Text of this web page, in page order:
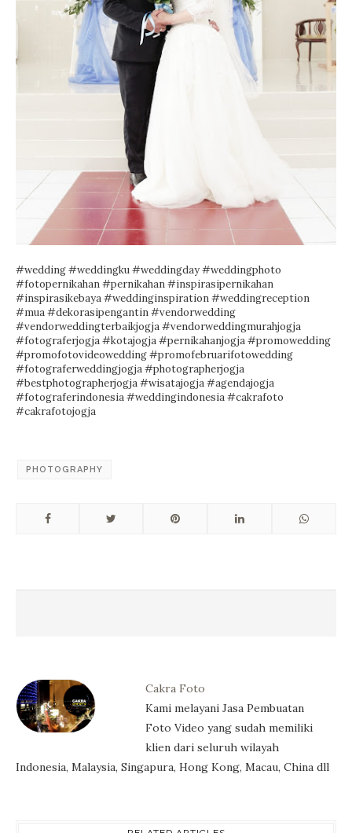
#wedding #weddingku #weddingday #weddingphoto
#fotopernikahan #pernikahan #inspirasipernikahan
#inspirasikebaya #weddinginspiration #weddingreception
#mua #dekorasipengantin #vendorwedding
#vendorweddingterbaikjogja #vendorweddingmurahjogja
#fotograferjogja #kotajogja #pernikahanjogja #promowedding
#promofotovideowedding #promofebruarifotowedding
#fotograferweddingjogja #photographerjogja
#bestphotographerjogja #wisatajogja #agendajogja
#fotograferindonesia #weddingindonesia #cakrafoto
#cakrafotojogja
PHOTOGRAPHY
Cakra Foto
Kami melayani Jasa Pembuatan
Foto Video yang sudah memiliki
klien dari seluruh wilayah
Indonesia, Malaysia, Singapura, Hong Kong, Macau, China dll